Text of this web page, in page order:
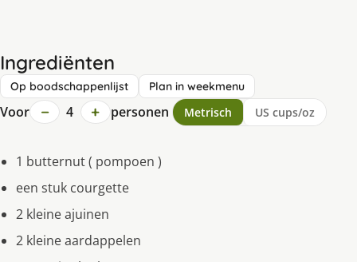
Ingrediënten
Op boodschappenlijst Plan in weekmenu
Voor − 4 + personen Metrisch US cups/oz
1 butternut ( pompoen )
een stuk courgette
2 kleine ajuinen
2 kleine aardappelen